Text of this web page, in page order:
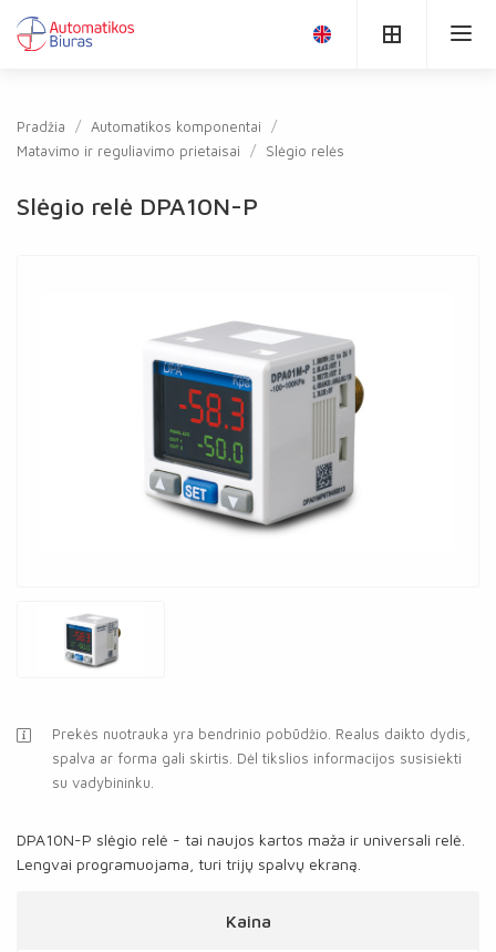
Pradžia
Automatikos komponentai
Matavimo ir reguliavimo prietaisai
Slėgio relės
Slėgio relė DPA10N-P
Prekės nuotrauka yra bendrinio pobūdžio. Realus daikto dydis,
spalva ar forma gali skirtis. Dėl tikslios informacijos susisiekti
su vadybininku.
DPA10N-P slėgio relė - tai naujos kartos maža ir universali relė.
Lengvai programuojama, turi trijų spalvų ekraną.
Kaina